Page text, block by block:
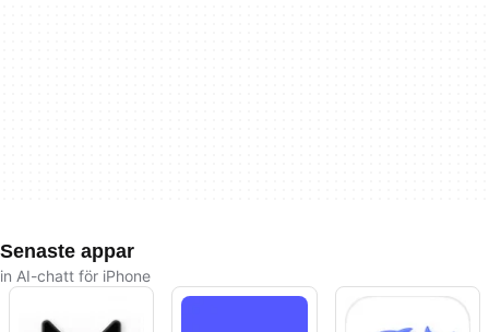
Senaste appar
in AI-chatt för iPhone